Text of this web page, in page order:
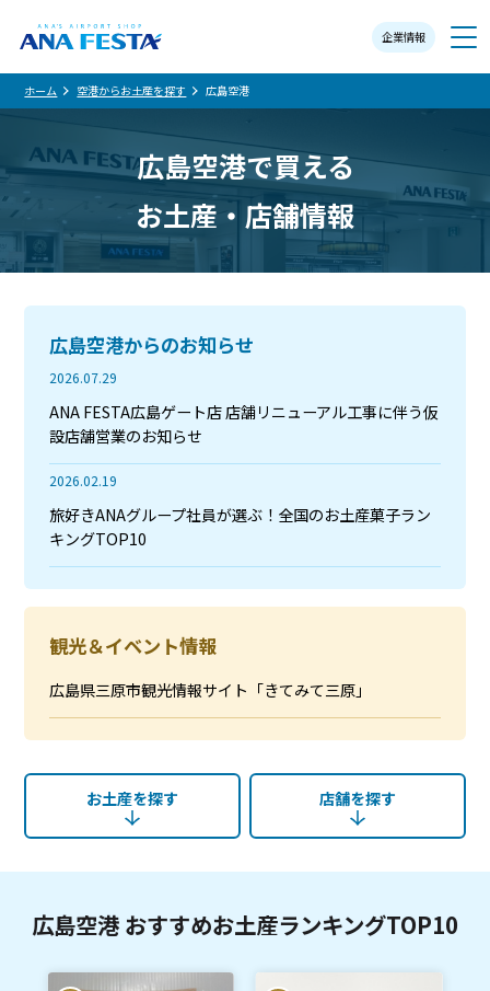
企業情報
メニュー
ホーム 空港からお土産を探す 広島空港
広島空港で買える
お土産・店舗情報
広島空港からのお知らせ
2026.07.29
ANA FESTA広島ゲート店 店舗リニューアル工事に伴う仮
設店舗営業のお知らせ
2026.02.19
旅好きANAグループ社員が選ぶ！全国のお土産菓子ラン
キングTOP10
観光＆イベント情報
広島県三原市観光情報サイト「きてみて三原」
お土産を探す 店舗を探す
広島空港 おすすめお土産ランキングTOP10